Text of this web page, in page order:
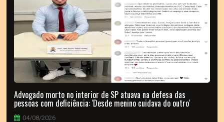
Advogado morto no interior de SP atuava na defesa das
pessoas com deficiência: 'Desde menino cuidava do outro'
04/08/2026